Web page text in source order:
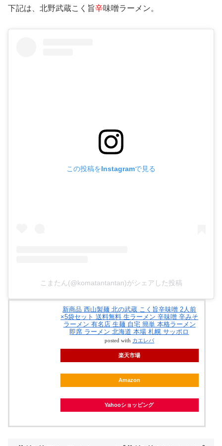
下記は、北野武蔵こく旨辛味噌ラーメン。
この投稿をInstagramで見る
こまたん(@komatantantan)がシェアした投稿
新商品 西山製麺 北の武蔵 こく旨辛味噌 2人前
×5袋セット 送料無料 生ラーメン 辛味噌 辛みそ
ラーメン 有名店 生麺 自宅 簡単 本格ラーメン
即席 ラーメン 北海道 本場 札幌 サッポロ
posted with カエレバ
楽天市場
Amazon
Yahooショッピング